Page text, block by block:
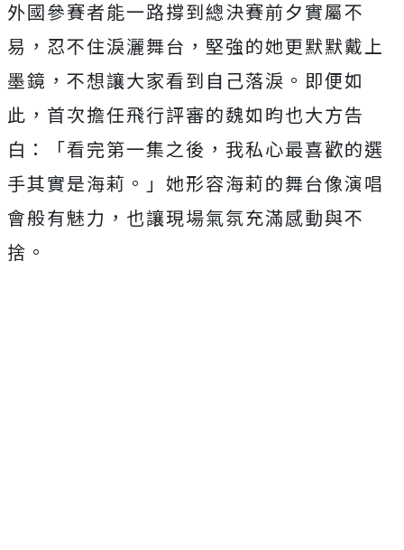
外國參賽者能一路撐到總決賽前夕實屬不
易， 忍不住淚灑舞台，堅強的她更默默戴上
墨鏡， 不想讓大家看到自己落淚。即便如
此， 首次擔任飛行評審的魏如昀也大方告
白：「看完第一集之後， 我私心最喜歡的選
手其實是海莉。」 她形容海莉的舞台像演唱
會般有魅力， 也讓現場氣氛充滿感動與不
捨。